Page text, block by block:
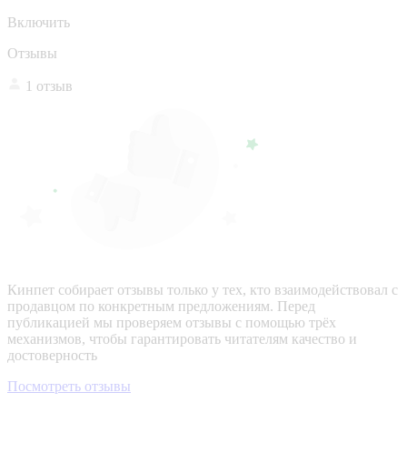
Включить
Отзывы
1 отзыв
Кинпет собирает отзывы только у тех, кто взаимодействовал с
продавцом по конкретным предложениям. Перед
публикацией мы проверяем отзывы с помощью трёх
механизмов, чтобы гарантировать читателям качество и
достоверность
Посмотреть отзывы